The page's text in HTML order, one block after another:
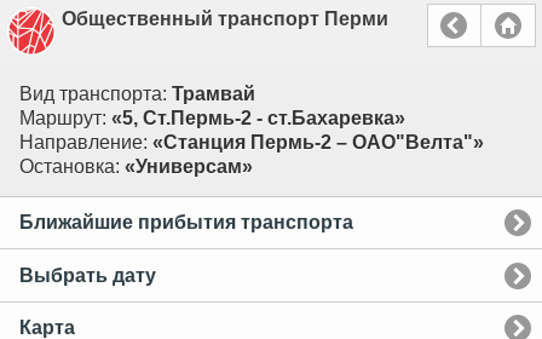
Общественный транспорт Перми
Вид транспорта: Трамвай
Маршрут: «5, Ст.Пермь-2 - ст.Бахаревка»
Направление: «Станция Пермь-2 – ОАО"Велта"»
Остановка: «Универсам»
Ближайшие прибытия транспорта
Выбрать дату
Карта